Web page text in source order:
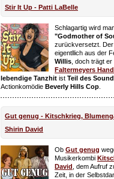
Stir It Up - Patti LaBelle
Schlagartig wird
"Godmother of
zurückversetzt. Der
eigentllich aus der
Willis , doch trägt
Faltermeyers
lebendige Tanzhit ist Teil des
Actionkomödie Beverly Hills Cop
Gut genug - Kitschkrieg,
Shirin David
Ob Gut genug
Musikerkombi
David , dem Aufruf
Zeit, in der